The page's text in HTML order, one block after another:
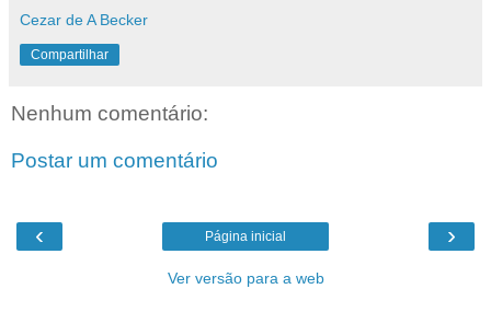
Cezar de A Becker
Compartilhar
Nenhum comentário:
Postar um comentário
‹ ›
Página inicial
Ver versão para a web